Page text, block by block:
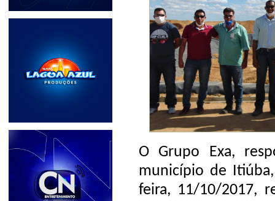
O Grupo Exa,
município de
feira, 11/10/2017,